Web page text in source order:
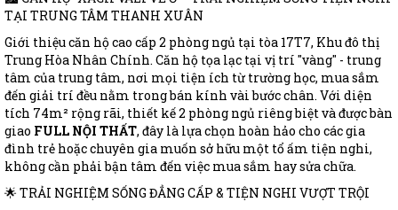
TẠI TRUNG TÂM THANH XUÂN
Giới thiệu căn hộ cao cấp 2 phòng ngủ tại tòa 17T7, Khu đô thị
Trung Hòa Nhân Chính. Căn hộ tọa lạc tại vị trí "vàng" - trung
tâm của trung tâm, nơi mọi tiện ích từ trường học, mua sắm
đến giải trí đều nằm trong bán kính vài bước chân. Với diện
tích 74m² rộng rãi, thiết kế 2 phòng ngủ riêng biệt và được bàn
giao FULL NỘI THẤT, đây là lựa chọn hoàn hảo cho các gia
đình trẻ hoặc chuyên gia muốn sở hữu một tổ ấm tiện nghi,
không cần phải bận tâm đến việc mua sắm hay sửa chữa.
🌟 TRẢI NGHIỆM SỐNG ĐẲNG CẤP & TIỆN NGHI VƯỢT TRỘI